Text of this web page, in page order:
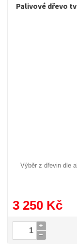
Palivové dřevo
Výběr z dřevin dle
3 250 Kč